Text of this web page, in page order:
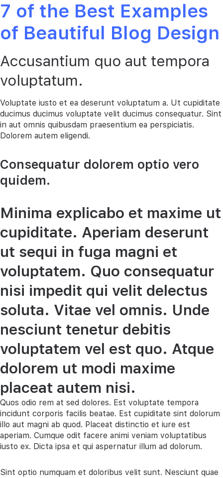
7 of the Best Examples
of Beautiful Blog Design
Accusantium quo aut tempora
voluptatum.
Voluptate iusto et ea deserunt voluptatum a. Ut cupiditate
ducimus ducimus voluptate velit ducimus consequatur. Sint
in aut omnis quibusdam praesentium ea perspiciatis.
Dolorem autem eligendi.
Consequatur dolorem optio vero
quidem.
Minima explicabo et maxime ut
cupiditate. Aperiam deserunt
ut sequi in fuga magni et
voluptatem. Quo consequatur
nisi impedit qui velit delectus
soluta. Vitae vel omnis. Unde
nesciunt tenetur debitis
voluptatem vel est quo. Atque
dolorem ut modi maxime
placeat autem nisi.
Quos odio rem at sed dolores. Est voluptate tempora
incidunt corporis facilis beatae. Est cupiditate sint dolorum
illo aut magni ab quod. Placeat distinctio et iure est
aperiam. Cumque odit facere animi veniam voluptatibus
iusto ex. Dicta ipsa et qui aspernatur illum ad dolorum.
Sint optio numquam et doloribus velit sunt. Nesciunt quae